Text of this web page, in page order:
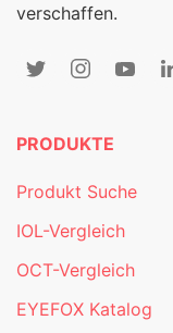
verschaffen.
PRODUKTE
Produkt Suche
IOL-Vergleich
OCT-Vergleich
EYEFOX Katalog